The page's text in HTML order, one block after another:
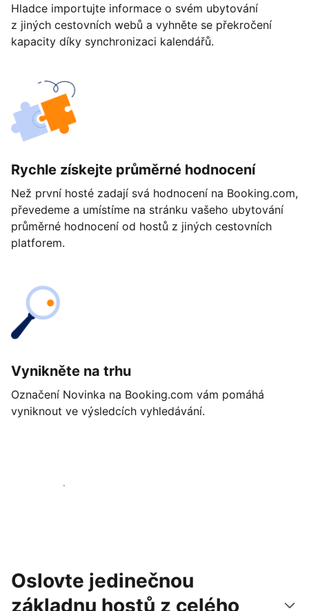
Hladce importujte informace o svém ubytování
z jiných cestovních webů a vyhněte se překročení
kapacity díky synchronizaci kalendářů.
Rychle získejte průměrné hodnocení
Než první hosté zadají svá hodnocení na Booking.com,
převedeme a umístíme na stránku vašeho ubytování
průměrné hodnocení od hostů z jiných cestovních
platforem.
Vynikněte na trhu
Označení Novinka na Booking.com vám pomáhá
vyniknout ve výsledcích vyhledávání.
Začít ještě dnes
Oslovte jedinečnou
základnu hostů z celého